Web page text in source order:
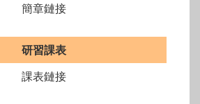
簡章鏈接
研習課表
課表鏈接